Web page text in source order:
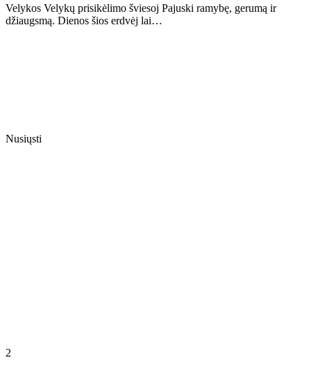
Velykos Velykų prisikėlimo šviesoj Pajuski ramybę, gerumą ir
džiaugsmą. Dienos šios erdvėj lai…
Nusiųsti
2